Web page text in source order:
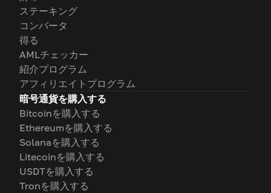
ステーキング
コンバータ
得る
AMLチェッカー
紹介プログラム
アフィリエイトプログラム
暗号通貨を購入する
Bitcoinを購入する
Ethereumを購入する
Solanaを購入する
Litecoinを購入する
USDTを購入する
Tronを購入する